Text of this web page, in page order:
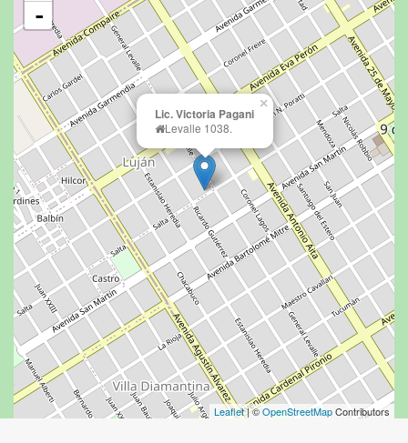
×
Lic. Victoria Pagani
Levalle 1038.
-
Leaflet| ©OpenStreetMapContributors